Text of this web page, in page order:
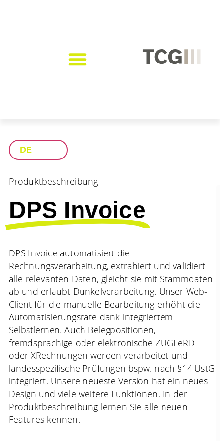
DE
Produktbeschreibung
DPS Invoice
DPS Invoice automatisiert die
Rechnungsverarbeitung, extrahiert und validiert
alle relevanten Daten, gleicht sie mit Stammdaten
ab und erlaubt Dunkelverarbeitung. Unser Web-
Client für die manuelle Bearbeitung erhöht die
Automatisierungsrate dank integriertem
Selbstlernen. Auch Belegpositionen,
fremdsprachige oder elektronische ZUGFeRD
oder XRechnungen werden verarbeitet und
landesspezifische Prüfungen bspw. nach §14 UstG
integriert. Unsere neueste Version hat ein neues
Design und viele weitere Funktionen. In der
Produktbeschreibung lernen Sie alle neuen
Features kennen.